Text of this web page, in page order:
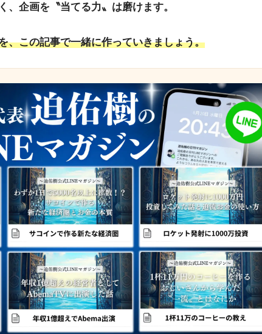
、企画を〝当てる力〟は磨けます。
、この記事で一緒に作っていきましょう。